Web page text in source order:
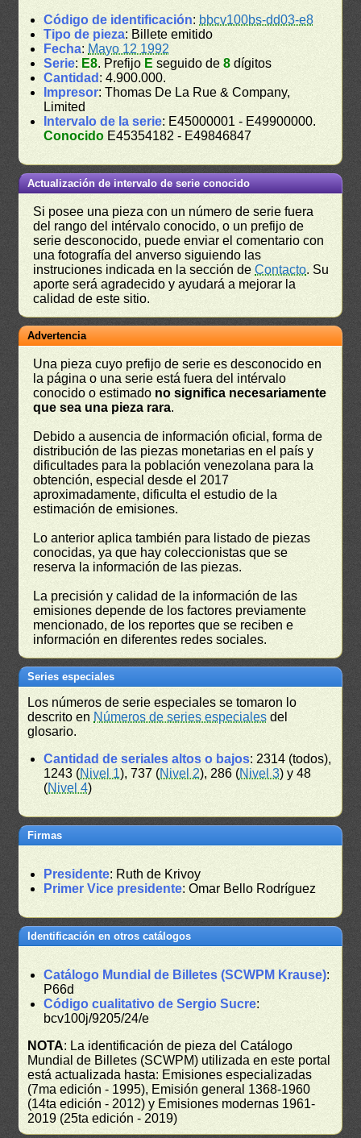
Código de identificación: bbcv100bs-dd03-e8
Tipo de pieza: Billete emitido
Fecha: Mayo 12 1992
Serie: E8. Prefijo E seguido de8 dígitos
Cantidad : 4.900.000.
Impresor: Thomas De La Rue & Company,
Limited
Intervalo de la serie: E45000001 - E49900000.
Conocido E45354182 - E49846847
Actualización de intervalo de serie conocido
Si posee una pieza con un número de serie fuera
del rango del intérvalo conocido, o un prefijo de
serie desconocido, puede enviar el comentario con
una fotografía del anverso siguiendo las
instruciones indicada en la sección deContacto. Su
aporte será agradecido y ayudará a mejorar la
calidad de este sitio.
Advertencia
Una pieza cuyo prefijo de serie es desconocido en
la página o una serie está fuera del intérvalo
conocido o estimado no significa necesariamente
que sea una pieza rara.
Debido a ausencia de información oficial, forma de
distribución de las piezas monetarias en el país y
dificultades para la población venezolana para la
obtención, especial desde el 2017
aproximadamente, dificulta el estudio de la
estimación de emisiones.
Lo anterior aplica también para listado de piezas
conocidas, ya que hay coleccionistas que se
reserva la información de las piezas.
La precisión y calidad de la información de las
emisiones depende de los factores previamente
mencionado, de los reportes que se reciben e
información en diferentes redes sociales.
Series especiales
Los números de serie especiales se tomaron lo
descrito en Números de series especiales del
glosario.
Cantidad de seriales altos o bajos: 2314 (todos),
1243 (Nivel 1), 737 (Nivel 2), 286 (Nivel 3) y 48
(Nivel 4)
Firmas
Presidente: Ruth de Krivoy
Primer Vice presidente: Omar Bello Rodríguez
Identificación en otros catálogos
Catálogo Mundial de Billetes (SCWPM Krause):
P66d
Código cualitativo de Sergio Sucre:
bcv100j/9205/24/e
NOTA: La identificación de pieza del Catálogo
Mundial de Billetes (SCWPM) utilizada en este portal
está actualizada hasta: Emisiones especializadas
(7ma edición - 1995), Emisión general 1368-1960
(14ta edición - 2012) y Emisiones modernas 1961-
2019 (25ta edición - 2019)